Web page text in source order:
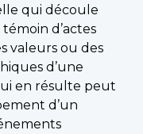
qui découle
d’actes
valeurs ou des
d’une
en résulte peut
d’un